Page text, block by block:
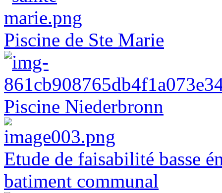
Piscine de Ste Marie
Piscine Niederbronn
Etude de faisabilité basse
batiment communal